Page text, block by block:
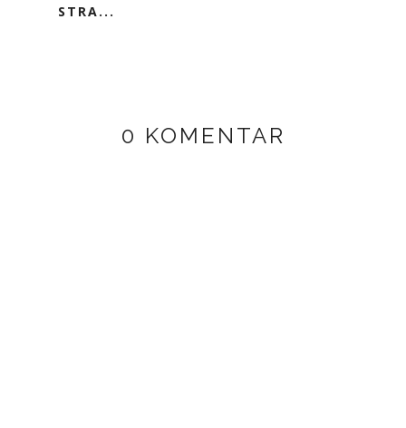
STRA...
0 KOMENTAR